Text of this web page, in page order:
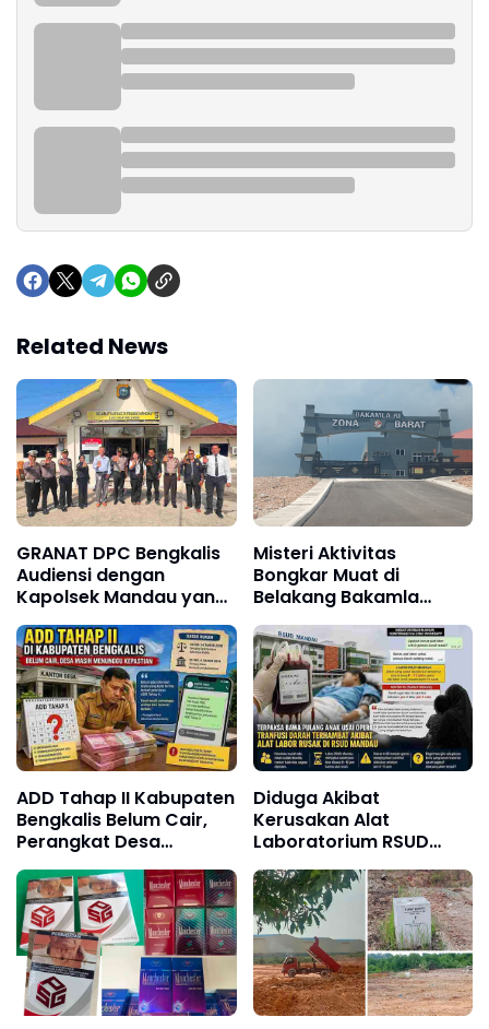
Related News
GRANAT DPC Bengkalis
Audiensi dengan
Kapolsek Mandau yang
Baru, Perkuat Sinergi
Perang Melawan
Narkotika
Misteri Aktivitas
Bongkar Muat di
Belakang Bakamla
Barelang, Bea Cukai dan
APH Didesak Lakukan
Penindakan
ADD Tahap II Kabupaten
Bengkalis Belum Cair,
Perangkat Desa
Pertanyakan Kepastian
Penyaluran
Diduga Akibat
Kerusakan Alat
Laboratorium RSUD
Mandau, Keluarga
Pasien Terpaksa Bawa
Pulang Anak Usai
Operasi di RS Thursina,
Meski Membutuhkan
Transfusi Darah